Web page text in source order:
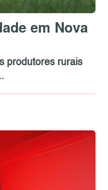
em Nova
produtores rurais